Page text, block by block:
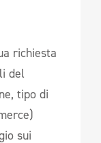
richiesta
del
tipo di
sui